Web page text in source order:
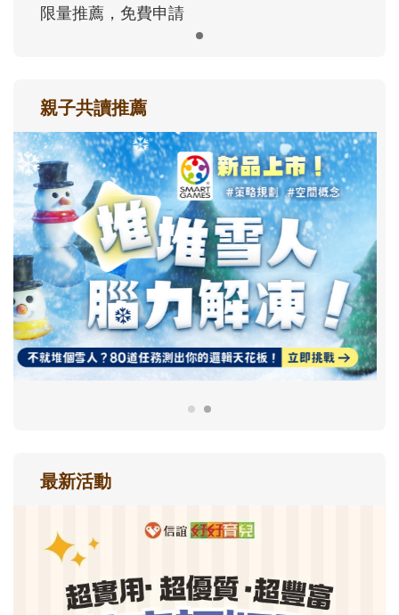
限量推薦，免費申請
親子共讀推薦
最新活動